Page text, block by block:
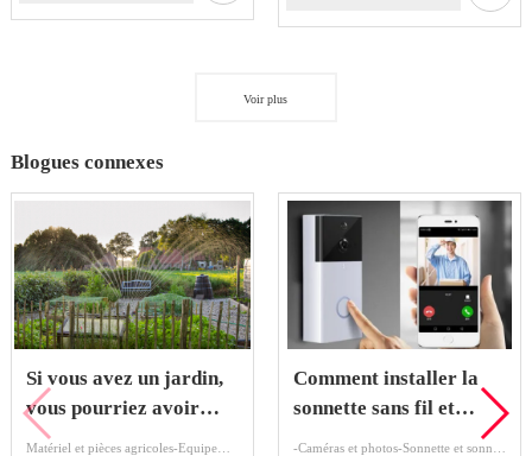
Voir plus
Blogues connexes
Si vous avez un jardin,
vous pourriez avoir
besoin d'un arroseur deMatériel et pièces agricoles-Equipement agricole-Irrigation
Comment installer la
sonnette sans fil et
comment fonctionne - t